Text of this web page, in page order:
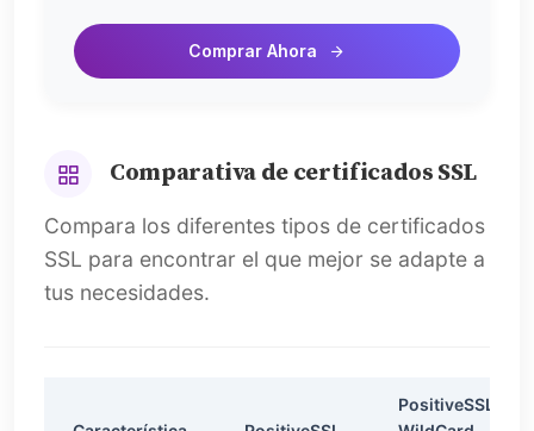
Comprar Ahora
Comparativa de certificados SSL
Compara los diferentes tipos de certificados
SSL para encontrar el que mejor se adapte a
tus necesidades.
PositiveSSL